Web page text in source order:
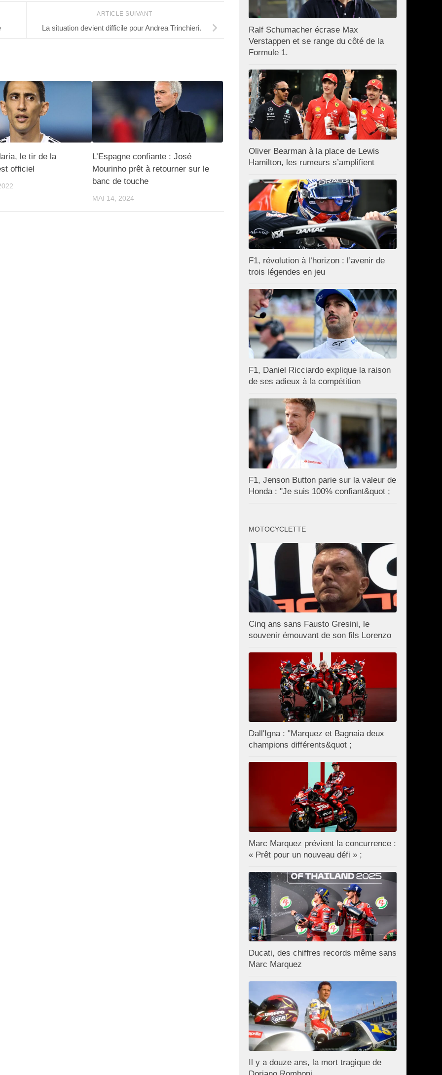
ARTICLE SUIVANT
La situation devient difficile pour Andrea Trinchieri.
le tir de la
officiel
L’Espagne confiante : José
Mourinho prêt à retourner sur le
banc de touche
MAI 14, 2024
Ralf Schumacher écrase Max
Verstappen et se range du côté de la
Formule 1.
Oliver Bearman à la place de Lewis
Hamilton, les rumeurs s’amplifient
F1, révolution à l’horizon : l’avenir de
trois légendes en jeu
F1, Daniel Ricciardo explique la raison
de ses adieux à la compétition
F1, Jenson Button parie sur la valeur de
Honda : "Je suis 100% confiant&quot ;
MOTOCYCLETTE
Cinq ans sans Fausto Gresini, le
souvenir émouvant de son fils Lorenzo
Dall'Igna : "Marquez et Bagnaia deux
champions différents&quot ;
Marc Marquez prévient la concurrence :
« Prêt pour un nouveau défi » ;
Ducati, des chiffres records même sans
Marc Marquez
Il y a douze ans, la mort tragique de